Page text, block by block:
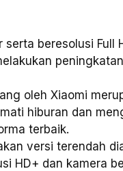
beresolusi Full
oleh Xiaomi
hiburan dan
terbaik.
versi terendah
HD+ dan kamera